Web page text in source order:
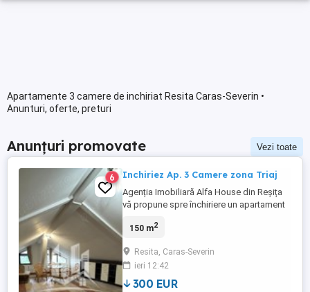
Apartamente 3 camere de inchiriat Resita Caras-Severin •
Anunturi, oferte, preturi
Anunțuri promovate Vezi toate
6 Inchiriez Ap. 3 Camere zona Triaj
Agenția Imobiliară Alfa House din Reșița
vă propune spre închiriere un apartament
zona Triaj. Apartamentul este mobilat si
300 E, garanția - 300 E, comisionul agenției
- 300 E
150 m2
Resita, Caras-Severin
ieri 12:42
300 EUR